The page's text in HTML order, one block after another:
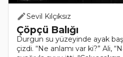
Sevil Kılçıksız
Çöpçü Balığı
Durgun su yüzeyinde ayak
çizdi. “Ne anlamı var ki?” Ali,